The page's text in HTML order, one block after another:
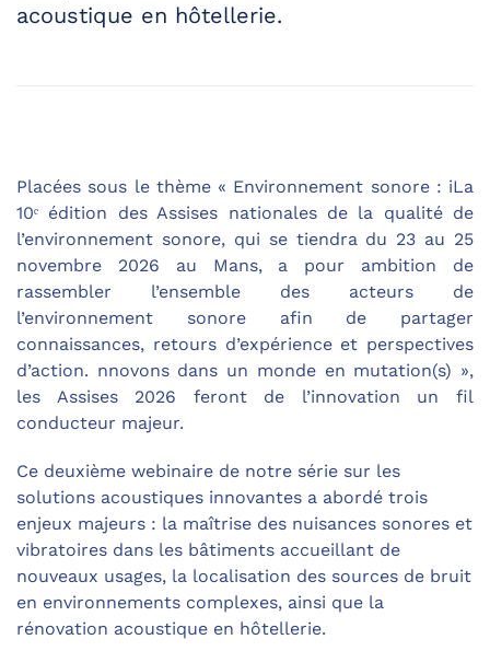
acoustique en hôtellerie.
Placées sous le thème « Environnement sonore : iLa
10ᵉ édition des Assises nationales de la qualité de
l’environnement sonore, qui se tiendra du 23 au 25
novembre 2026 au Mans, a pour ambition de
rassembler l’ensemble des acteurs de
l’environnement sonore afin de partager
connaissances, retours d’expérience et perspectives
d’action. nnovons dans un monde en mutation(s) »,
les Assises 2026 feront de l’innovation un fil
conducteur majeur.
Ce deuxième webinaire de notre série sur les
solutions acoustiques innovantes a abordé trois
enjeux majeurs : la maîtrise des nuisances sonores et
vibratoires dans les bâtiments accueillant de
nouveaux usages, la localisation des sources de bruit
en environnements complexes, ainsi que la
rénovation acoustique en hôtellerie.